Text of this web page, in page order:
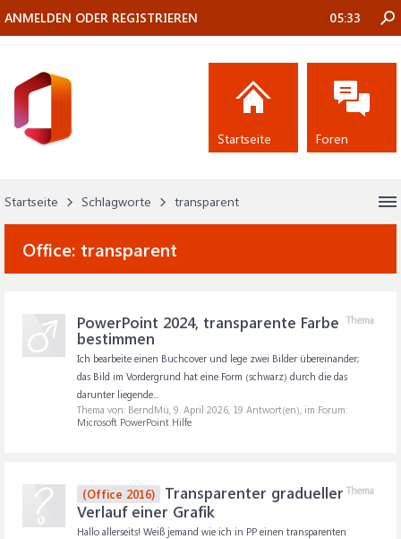
Startseite Schlagworte transparent
Office: transparent
Thema
PowerPoint 2024, transparente Farbe
bestimmen
Ich bearbeite einen Buchcover und lege zwei Bilder übereinander;
das Bild im Vordergrund hat eine Form (schwarz) durch die das
darunter liegende...
Thema von: BerndMü, 9. April 2026, 19 Antwort(en), im Forum:
Microsoft PowerPoint Hilfe
Thema
(Office 2016)
Transparenter gradueller
Verlauf einer Grafik
Hallo allerseits! Weiß jemand wie ich in PP einen transparenten
ANMELDEN ODER REGISTRIEREN 05:33
Startseite Foren